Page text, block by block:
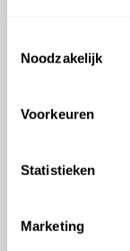
Noodzakelijk
Voorkeuren
Statistieken
Marketing
Foodgrade: